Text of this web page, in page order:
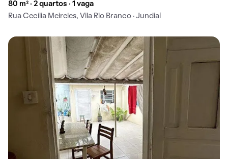
80 m² · 2 quartos · 1 vaga
Rua Cecília Meireles, Vila Rio Branco · Jundiaí